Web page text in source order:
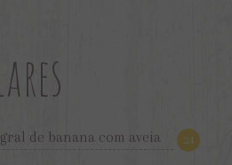
de banana com aveia 24